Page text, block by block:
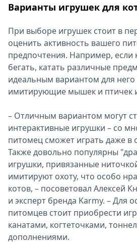
Варианты игрушек для
При выборе игрушек стоит в
оценить активность вашего
предпочтения. Например, если
бегать, катать различные
идеальным вариантом для него
имитирующие мышек и птичек
– Отличным вариантом могут
интерактивные игрушки – со
питомец сможет играть даже в
Также довольно популярны
игрушки, привязанные
имитируют охоту, что особо
котов, – посоветовал Алексей
и эксперт бренда Karmy. – Для
питомцев стоит приобрести
канатами, когтеточками,
дополнениями.